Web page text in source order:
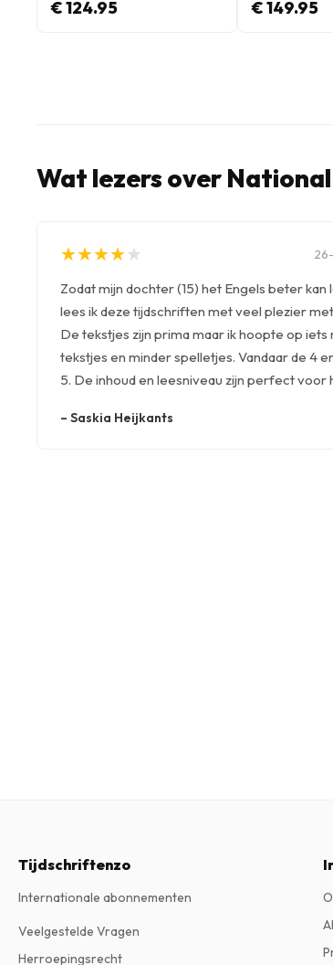
€ 124.95 € 149.95
Wat lezers over
★
★★
★★
★★
★★
★
Zodat mijn dochter (15) het Engels beter kan
lees ik deze tijdschriften met veel plezier
De tekstjes zijn prima maar ik hoopte op iets
tekstjes en minder spelletjes. Vandaar de 4
5. De inhoud en leesniveau zijn perfect voor
– Saskia Heijkants
Tijdschriftenzo
Internationale abonnementen
Veelgestelde Vragen
Herroepingsrecht